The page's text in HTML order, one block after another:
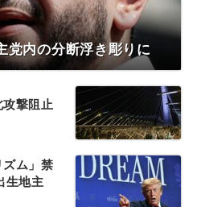
党内の分断浮き彫りに
撃阻止
ズム」禁
生地主